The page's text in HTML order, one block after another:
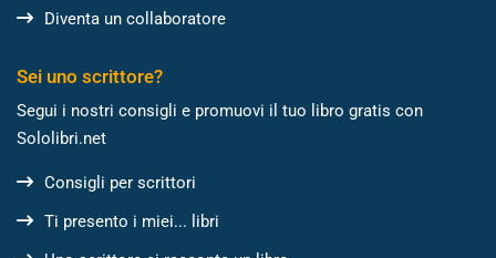
Diventa un collaboratore
Sei uno scrittore?
Segui i nostri consigli e promuovi il tuo libro gratis con
Sololibri.net
Consigli per scrittori
Ti presento i miei... libri